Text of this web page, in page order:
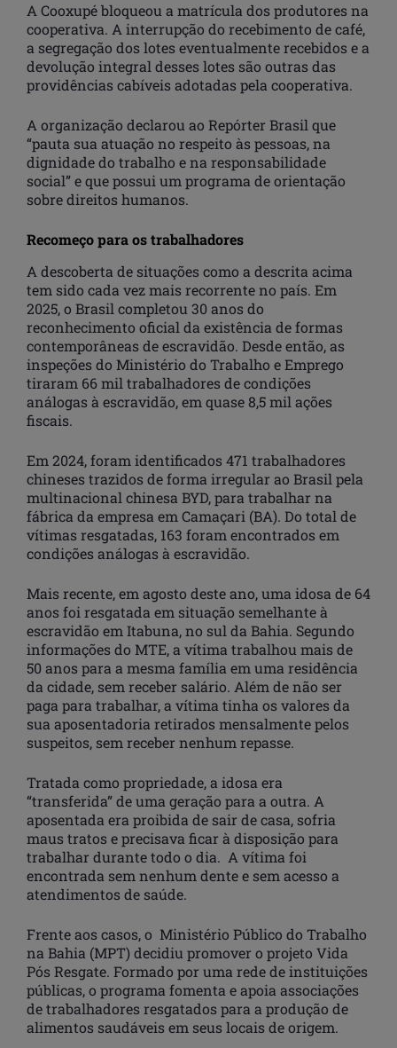
A Cooxupé bloqueou a matrícula dos produtores na
cooperativa. A interrupção do recebimento de café,
a segregação dos lotes eventualmente recebidos e a
devolução integral desses lotes são outras das
providências cabíveis adotadas pela cooperativa.
A organização declarou ao Repórter Brasil que
“pauta sua atuação no respeito às pessoas, na
dignidade do trabalho e na responsabilidade
social” e que possui um programa de orientação
sobre direitos humanos.
Recomeço para os trabalhadores
A descoberta de situações como a descrita acima
tem sido cada vez mais recorrente no país. Em
2025, o Brasil completou 30 anos do
reconhecimento oficial da existência de formas
contemporâneas de escravidão. Desde então, as
inspeções do Ministério do Trabalho e Emprego
tiraram 66 mil trabalhadores de condições
análogas à escravidão, em quase 8,5 mil ações
fiscais.
Em 2024, foram identificados 471 trabalhadores
chineses trazidos de forma irregular ao Brasil pela
multinacional chinesa BYD, para trabalhar na
fábrica da empresa em Camaçari (BA). Do total de
vítimas resgatadas, 163 foram encontrados em
condições análogas à escravidão.
Mais recente, em agosto deste ano, uma idosa de 64
anos foi resgatada em situação semelhante à
escravidão em Itabuna, no sul da Bahia. Segundo
informações do MTE, a vítima trabalhou mais de
50 anos para a mesma família em uma residência
da cidade, sem receber salário. Além de não ser
paga para trabalhar, a vítima tinha os valores da
sua aposentadoria retirados mensalmente pelos
suspeitos, sem receber nenhum repasse.
Tratada como propriedade, a idosa era
“transferida” de uma geração para a outra. A
aposentada era proibida de sair de casa, sofria
maus tratos e precisava ficar à disposição para
trabalhar durante todo o dia. A vítima foi
encontrada sem nenhum dente e sem acesso a
atendimentos de saúde.
Frente aos casos, o Ministério Público do Trabalho
na Bahia (MPT) decidiu promover o projeto Vida
Pós Resgate. Formado por uma rede de instituições
públicas, o programa fomenta e apoia associações
de trabalhadores resgatados para a produção de
alimentos saudáveis em seus locais de origem.